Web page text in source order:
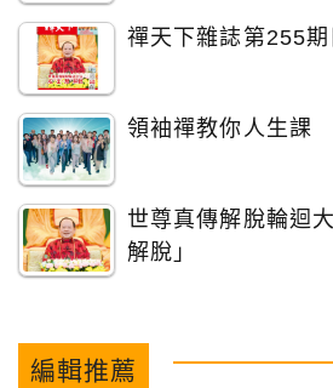
禪天下雜誌第255期
領袖禪教你人生課
世尊真傳解脫輪迴
解脫」
編輯推薦